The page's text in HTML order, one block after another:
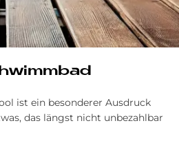
ist ein besonderer Ausdruck
das längst nicht unbezahlbar